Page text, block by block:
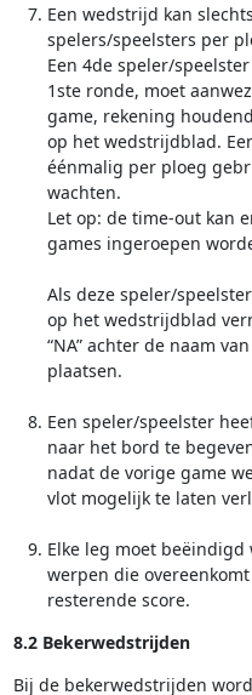
Een wedstrijd kan
spelers/speelsters per
Een 4de speler/
1ste ronde, moet
game, rekening
op het wedstrijdblad.
éénmalig per ploeg
wachten.
Let op: de time-out kan
games ingeroepen
Als deze speler/
op het wedstrijdblad
“NA” achter de naam
plaatsen.
Een speler/speelster
naar het bord te
nadat de vorige game
vlot mogelijk te laten
Elke leg moet
werpen die
resterende score.
8.2 Bekerwedstrijden
Bij de bekerwedstrijden